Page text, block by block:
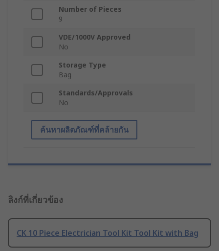
Number of Pieces
9
VDE/1000V Approved
No
Storage Type
Bag
Standards/Approvals
No
ค้นหาผลิตภัณฑ์ที่คล้ายกัน
ลิงก์ที่เกี่ยวข้อง
CK 10 Piece Electrician Tool Kit Tool Kit with Bag